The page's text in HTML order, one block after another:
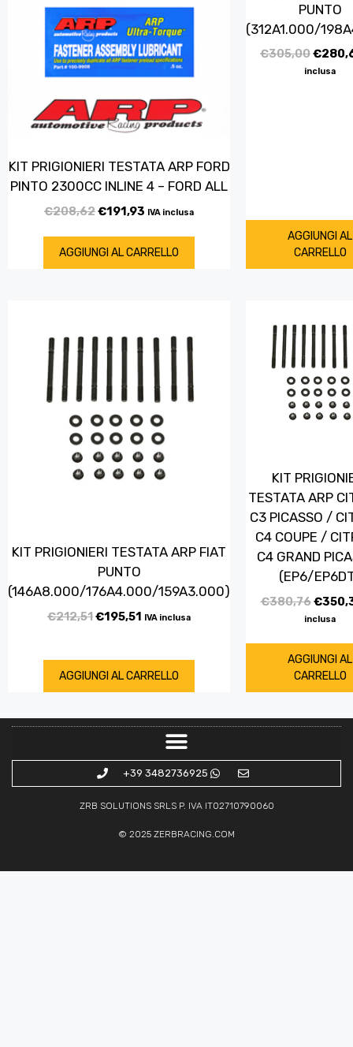
KIT PRIGIONIERI TESTATA ARP FORD
PINTO 2300CC INLINE 4 – FORD ALL
€208,62€191,93 IVA inclusa
AGGIUNGI AL CARRELLO
PUNTO
(312A1.000/
€305,00€
inclusa
AGGIUNGI AL
CARRELLO
KIT PRIGIONIERI TESTATA ARP FIAT
PUNTO
(146A8.000/176A4.000/159A3.000)
€212,51€195,51 IVA inclusa
AGGIUNGI AL CARRELLO
KIT
TESTATA ARP
C3 PICASSO /
C4 COUPE /
C4 GRAND
(EP6/
€380,76€
inclusa
AGGIUNGI AL
CARRELLO
+39 3482736925
ZRB SOLUTIONS SRLS P. IVA IT02710790060
© 2025 ZERBRACING.COM